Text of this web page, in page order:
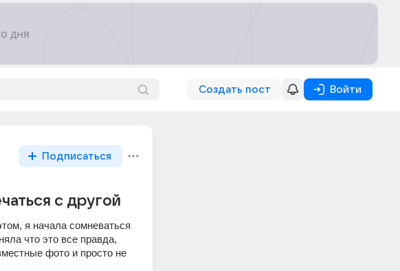
Создать пост Войти
Подписаться
с другой
я начала сомневаться
что это все правда,
фото и просто не